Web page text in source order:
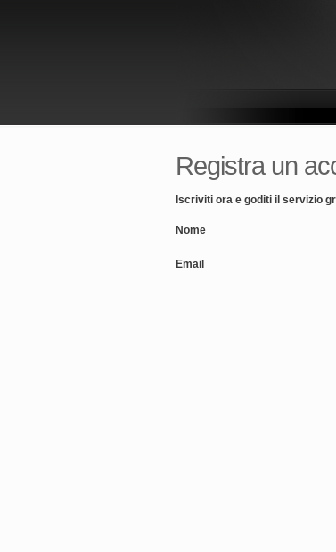
Registra un
Iscriviti ora e goditi il servizio
Nome
Email